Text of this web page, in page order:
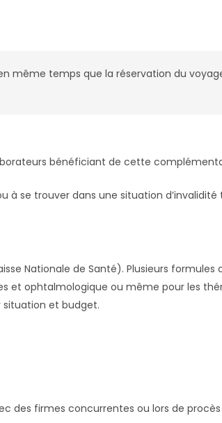
même temps que la réservation du
bénéficiant de cette
à se trouver dans une situation d’invalidité
Nationale de Santé). Plusieurs formules
et ophtalmologique ou même pour les
situation et budget.
des firmes concurrentes ou lors de